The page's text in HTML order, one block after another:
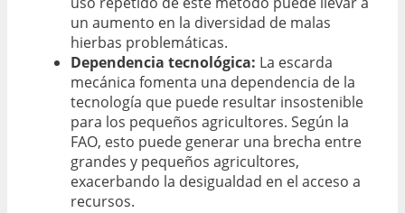
un aumento en la diversidad de malas
hierbas problemáticas.
Dependencia tecnológica: La escarda
mecánica fomenta una dependencia de la
tecnología que puede resultar insostenible
para los pequeños agricultores. Según la
FAO, esto puede generar una brecha entre
grandes y pequeños agricultores,
exacerbando la desigualdad en el acceso a
recursos.